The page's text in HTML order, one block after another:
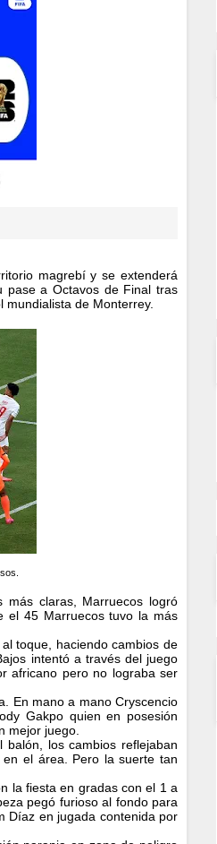
magrebí y se extenderá
pase a Octavos de Final tras
de Monterrey.
más claras, Marruecos logró
el 45 Marruecos tuvo la más
toque, haciendo cambios de
intentó a través del juego
africano pero no lograba ser
En mano a mano Cryscencio
Gakpo quien en posesión
mejor juego.
los cambios reflejaban
el área. Pero la suerte tan
la fiesta en gradas con el 1 a
pegó furioso al fondo para
Díaz en jugada contenida por